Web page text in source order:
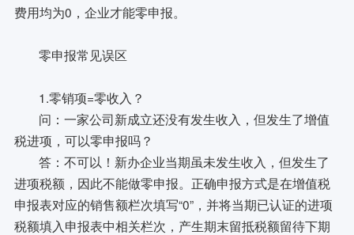
费用均为0，企业才能零申报。
零申报常见误区
1.零销项=零收入？
问：一家公司新成立还没有发生收入，但发生了增值
税进项，可以零申报吗？
答：不可以！新办企业当期虽未发生收入，但发生了
进项税额，因此不能做零申报。正确申报方式是在增值税
申报表对应的销售额栏次填写“0”，并将当期已认证的进项
税额填入申报表中相关栏次，产生期末留抵税额留待下期